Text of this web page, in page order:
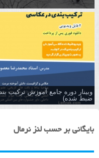
وبینار دوره جامع آموزش تركيب
ضبط شده)
بایگانی بر حسب لنز نرمال